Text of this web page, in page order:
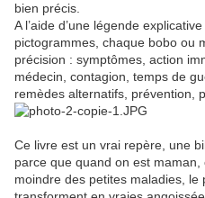
bien précis.
A l’aide d’une légende
pictogrammes, chaque bobo ou
précision : symptômes, action
médecin, contagion, temps de
remèdes alternatifs, prévention,
Ce livre est un vrai repère, une
parce que quand on est maman,
moindre des petites maladies,